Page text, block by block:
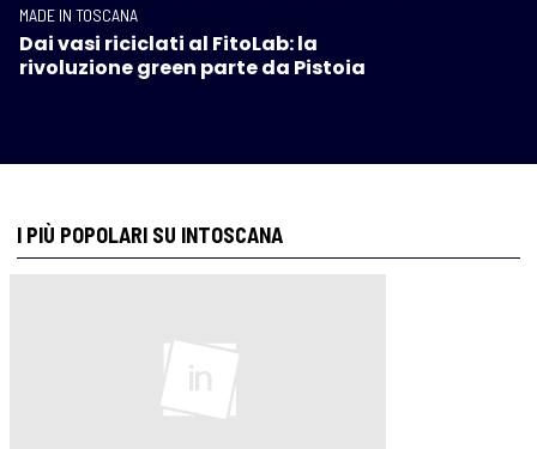
MADE IN TOSCANA
Dai vasi riciclati al FitoLab: la
rivoluzione green parte da Pistoia
I PIÙ POPOLARI SU INTOSCANA